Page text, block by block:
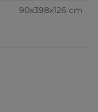
90x398x126 cm